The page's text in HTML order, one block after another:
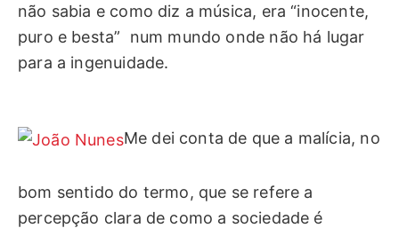
não sabia e como diz a música, era “inocente,
puro e besta” num mundo onde não há lugar
para a ingenuidade.
Me dei conta de que a malícia, no
bom sentido do termo, que se refere a
percepção clara de como a sociedade é